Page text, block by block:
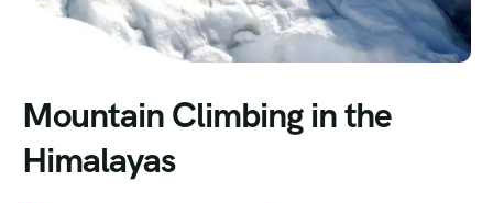
Mountain Climbing in the
Himalayas